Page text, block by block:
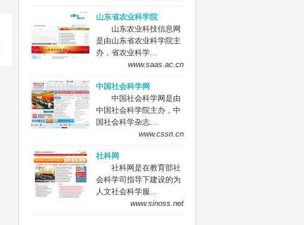
山东省农业科学院
山东农业科技信息网
是由山东省农业科学院主
办，省农业科学...
www.saas.ac.cn
中国社会科学网
中国社会科学网是由
中国社会科学院主办，中
国社会科学杂志...
www.cssn.cn
社科网
社科网是在教育部社
会科学司指导下建设的为
人文社会科学服...
www.sinoss.net